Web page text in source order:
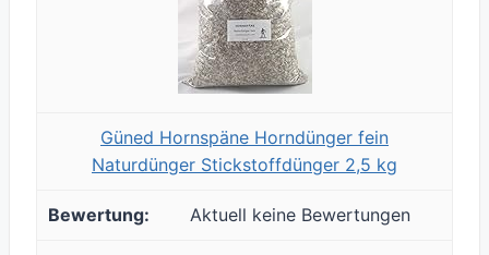
Güned Hornspäne Horndünger fein
Naturdünger Stickstoffdünger 2,5 kg
Aktuell keine Bewertungen